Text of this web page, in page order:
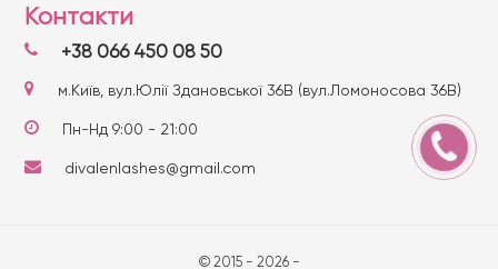
Контакти
+38 066 450 08 50
м.Київ, вул.Юлії Здановської 36В (вул.Ломоносова 36В)
Пн-Нд 9:00 - 21:00
divalenlashes@gmail.com
© 2015 - 2026 -